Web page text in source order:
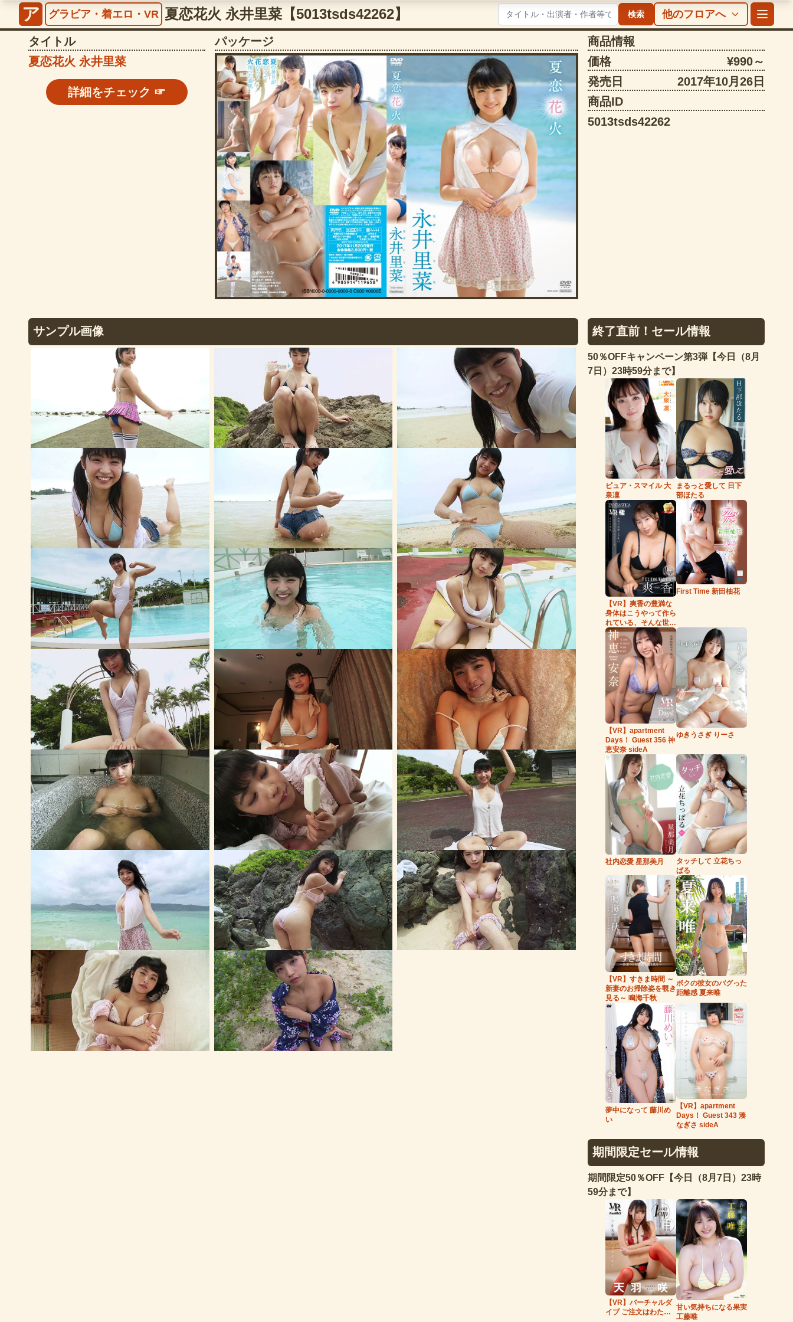
ア グラビア・着エロ・VR 夏恋花火 永井里菜【5013tsds42262】 検索 他のフロアへ
パッケージ
商品情報
価格
¥990～
発売日
2017年10月26日
商品ID
5013tsds42262
タイトル
夏恋花火 永井里菜
詳細をチェック ☞
サンプル画像 終了直前！セール情報
50％OFFキャンペーン第3弾【今日（8月
7日）23時59分まで】
ピュア・スマイル 大
泉凜
まるっと愛して 日下
部ほたる
【VR】爽香の豊満な
身体はこうやって作ら
れている、そんな世
界。
First Time 新田柚花
【VR】apartment
Days！ Guest 356 神
恵安奈 sideA
ゆきうさぎ りーさ
社内恋愛 星那美月
タッチして 立花ちっ
ぱる
【VR】すきま時間 ～
新妻のお掃除姿を覗き
見る～ 鳴海千秋
ボクの彼女のバグった
距離感 夏来唯
夢中になって 藤川め
い
【VR】apartment
Days！ Guest 343 湊
なぎさ sideA
期間限定セール情報
期間限定50％OFF【今日（8月7日）23時
59分まで】
【VR】バーチャルダ
イブ ご注文はわたし
甘い気持ちになる果実
工藤唯